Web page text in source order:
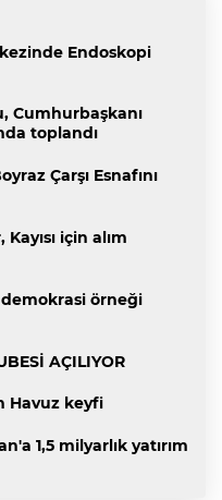
Endoskopi
Cumhurbaşkanı
toplandı
Çarşı Esnafını
Kayısı için alım
örneği
AÇILIYOR
Havuz keyfi
1,5 milyarlık yatırım